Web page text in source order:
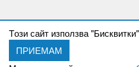
Tози сайт използва
ПРИЕМАМCopyright © 2026 Ксениум